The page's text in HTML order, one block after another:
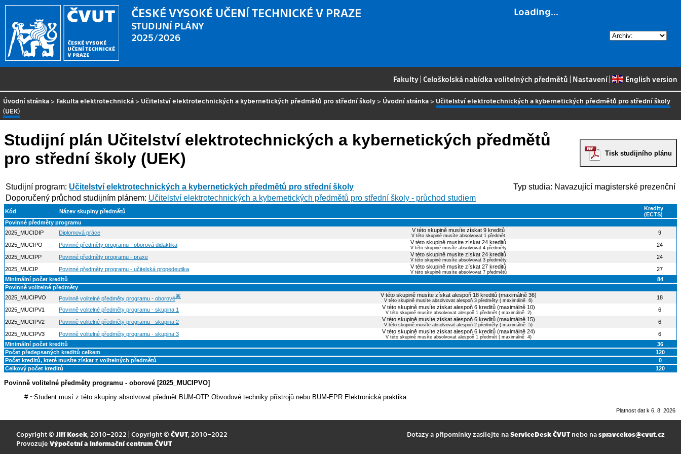
Loading...
ČESKÉ VYSOKÉ UČENÍ TECHNICKÉ V PRAZE
STUDIJNÍ PLÁNY
2025/2026
Fakulty |Celoškolská nabídka volitelných předmětů Nastavení| English version
Úvodní stránka > Fakulta elektrotechnická > Učitelství elektrotechnických a kybernetických předmětů pro střední školy > Úvodní stránka > Učitelství elektrotechnických a kybernetických předmětů pro střední školy
(UEK)
Tisk studijního plánu
Studijní plán Učitelství elektrotechnických a kybernetických předmětů
pro střední školy (UEK)
Studijní program: Učitelství elektrotechnických a kybernetických předmětů pro střední školy
Typ studia: Navazující magisterské prezenční
Doporučený průchod studijním plánem: Učitelství elektrotechnických a kybernetických předmětů pro střední školy - průchod studiem
Kód Název skupiny předmětů
Kredity
(ECTS)
Povinné předměty programu
2025_MUCIDIP
Diplomová práce V této skupině musíte získat 9 kreditů
V této skupině musíte absolvovat 1 předmět
9
2025_MUCIPO
Povinné předměty programu - oborová didaktika V této skupině musíte získat 24 kreditů
V této skupině musíte absolvovat 4 předměty
24
2025_MUCIPP
Povinné předměty programu - praxe V této skupině musíte získat 24 kreditů
V této skupině musíte absolvovat 3 předměty
24
2025_MUCIP
Povinné předměty programu - učitelská propedeutika V této skupině musíte získat 27 kreditů
V této skupině musíte absolvovat 7 předmětů
27
Minimální počet kreditů
84
Povinně volitelné předměty
2025_MUCIPVO
Povinně volitelné předměty programu - oborové⌘ V této skupině musíte získat alespoň 18 kreditů (maximálně 36)
V této skupině musíte absolvovat alespoň 3 předměty ( maximálně 6)
18
2025_MUCIPV1
Povinně volitelné předměty programu - skupina 1 V této skupině musíte získat alespoň 6 kreditů (maximálně 10)
V této skupině musíte absolvovat alespoň 1 předmět ( maximálně 2)
6
2025_MUCIPV2
Povinně volitelné předměty programu - skupina 2 V této skupině musíte získat alespoň 6 kreditů (maximálně 15)
V této skupině musíte absolvovat alespoň 2 předměty ( maximálně 5)
6
2025_MUCIPV3
Povinně volitelné předměty programu - skupina 3 V této skupině musíte získat alespoň 6 kreditů (maximálně 24)
V této skupině musíte absolvovat alespoň 1 předmět ( maximálně 4)
6
Minimální počet kreditů
36
Počet předepsaných kreditů celkem
120
Počet kreditů, které musíte získat z volitelných předmětů
0
Celkový počet kreditů
120
Povinně volitelné předměty programu - oborové [2025_MUCIPVO]
# ~Student musí z této skupiny absolvovat předmět BUM-OTP Obvodové techniky přístrojů nebo BUM-EPR Elektronická praktika
Platnost dat k 6. 8. 2026
Copyright © Jiří Kosek, 2010–2022 | Copyright © ČVUT, 2010–2022
Provozuje Výpočetní a informační centrum ČVUT
Dotazy a připomínky zasílejte naServiceDesk ČVUTnebo naspravcekos@cvut.cz